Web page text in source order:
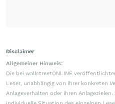
Disclaimer
Allgemeiner Hinweis:
Die bei wallstreetONLINE
Leser, unabhängig von ihrer konkreten
Anlageverhalten oder ihren